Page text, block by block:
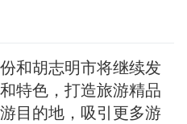
和胡志明市将继续发
特色，打造旅游精品
目的地，吸引更多游